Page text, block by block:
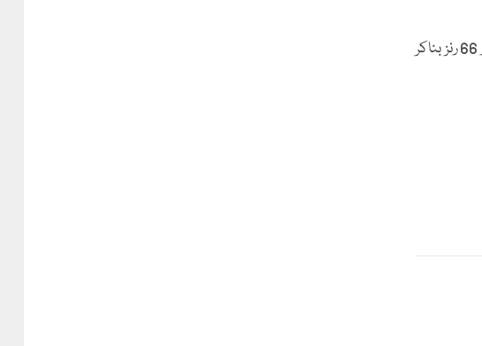
کوئٹہ گلیڈی ایٹرز نے مقررہ 20 اوورز میں 5 وکٹوں کے نقصان پر 183 رنز اسکور کیے۔ کپتان سعود شکیل 42 اور حسن نواز 66 رنز بناکر